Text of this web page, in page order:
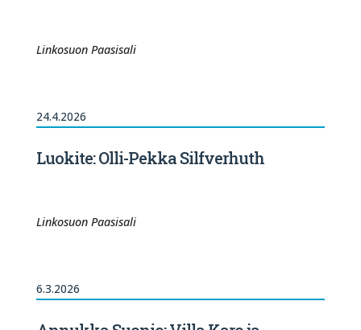
Linkosuon Paasisali
24.4.2026
Luokite: Olli-Pekka Silfverhuth
Linkosuon Paasisali
6.3.2026